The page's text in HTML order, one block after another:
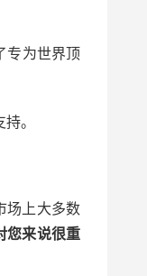
专为世界顶
。
场上大多数
您来说很重